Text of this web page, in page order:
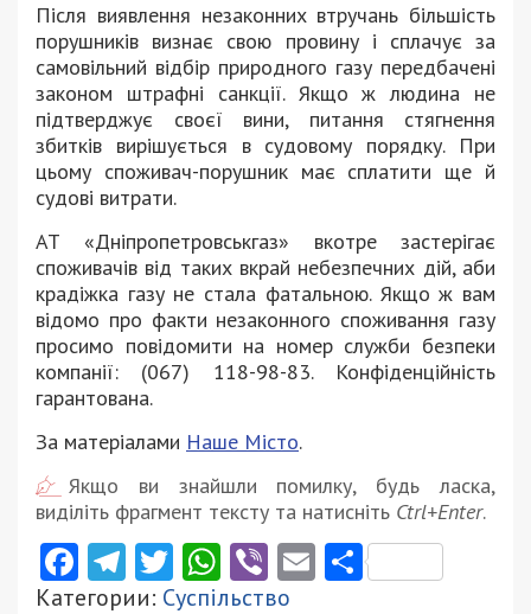
Після виявлення незаконних втручань більшість
порушників визнає свою провину і сплачує за
самовільний відбір природного газу передбачені
законом штрафні санкції. Якщо ж людина не
підтверджує своєї вини, питання стягнення
збитків вирішується в судовому порядку. При
цьому споживач-порушник має сплатити ще й
судові витрати.
АТ «Дніпропетровськгаз» вкотре застерігає
споживачів від таких вкрай небезпечних дій, аби
крадіжка газу не стала фатальною. Якщо ж вам
відомо про факти незаконного споживання газу
просимо повідомити на номер служби безпеки
компанії: (067) 118-98-83. Конфіденційність
гарантована.
За матеріалами Наше Місто.
Якщо ви знайшли помилку, будь ласка,
виділіть фрагмент тексту та натисніть Ctrl+Enter.
Facebook
Telegram
Twitter
WhatsApp
ViberEmail
Категории: Суспільство